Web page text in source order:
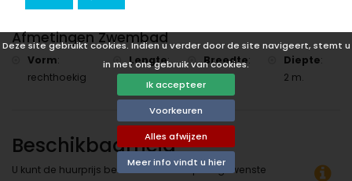
Deze site gebruikt cookies. Indien u verder door de site navigeert, stemt u
in met ons gebruik van cookies.
Ik accepteer
Voorkeuren
Alles afwijzen
Meer info vindt u hier
Afmetingen Zwembad
Vorm:
rechthoekig
Lengte:
8 m.
Breedte:
4 m.
Diepte:
2 m.
Beschikbaarheid
U kunt de huurprijs berekenen door op de gewenste